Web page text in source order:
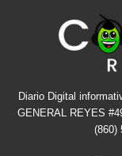
Diario Digital
GENERAL REYES
(860)